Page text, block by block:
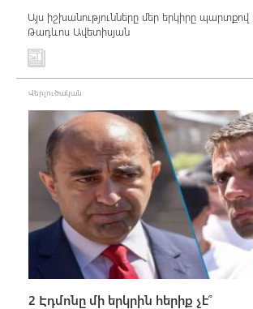
Այս իշխանությունները մեր երկիրը պարտքով
Թադևոս Ավետիսյան
Վերլուծական
2 Էդմոնը մի երկրին հերիք չէ՞